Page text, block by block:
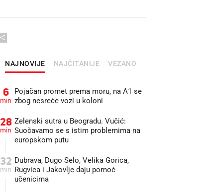
NAJNOVIJE NAJČITANIJE VEZANO
6
min
Pojačan promet prema moru, na A1 se
zbog nesreće vozi u koloni
28
min
Zelenski sutra u Beogradu. Vučić:
Suočavamo se s istim problemima na
europskom putu
32
min
Dubrava, Dugo Selo, Velika Gorica,
Rugvica i Jakovlje daju pomoć
učenicima